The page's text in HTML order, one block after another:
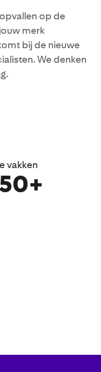
op de
merk
bij de nieuwe
We denken
vakken